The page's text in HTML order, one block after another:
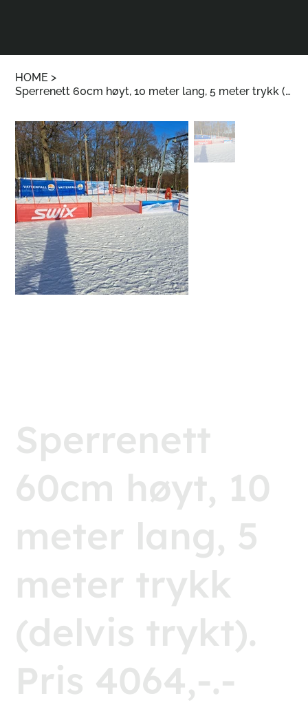
HOME >
Sperrenett 60cm høyt, 10 meter lang, 5 meter trykk (delvis trykt). Pris 4064,-.-
Sperrenett
60cm høyt, 10
meter lang, 5
meter trykk
(delvis trykt).
Pris 4064,-.-